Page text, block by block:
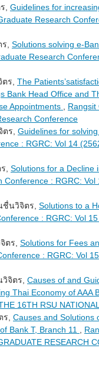
, Guidelines for
Research
, Solutions solving e-
Research
ร, The
Bank Head Office and
Appointments
Rangsit
Conference
ร, Guidelines for
: RGRC: Vol 14
, Solutions for a Decline
Conference : RGRC:
นวิจิตร, Solutions to a
: RGRC: Vol
ตร, Solutions for Fees
: RGRC: Vol
จิตร, Causes of and
Thai Economy of AAA
16TH RSU
, Causes and Solutions
Bank T, Branch 11
RESEARCH